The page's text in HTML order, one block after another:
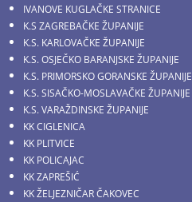
IVANOVE KUGLAČKE STRANICE
K.S ZAGREBAČKE ŽUPANIJE
K.S. KARLOVAČKE ŽUPANIJE
K.S. OSJEČKO BARANJSKE ŽUPANIJE
K.S. PRIMORSKO GORANSKE ŽUPANIJE
K.S. SISAČKO-MOSLAVAČKE ŽUPANIJE
K.S. VARAŽDINSKE ŽUPANIJE
KK CIGLENICA
KK PLITVICE
KK POLICAJAC
KK ZAPREŠIĆ
KK ŽELJEZNIČAR ČAKOVEC